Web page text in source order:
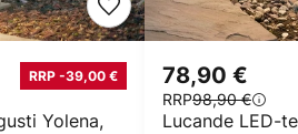
Yolena,
RRP -39,00 €
Lucande LED-
78,90 €
RRP98,90 €